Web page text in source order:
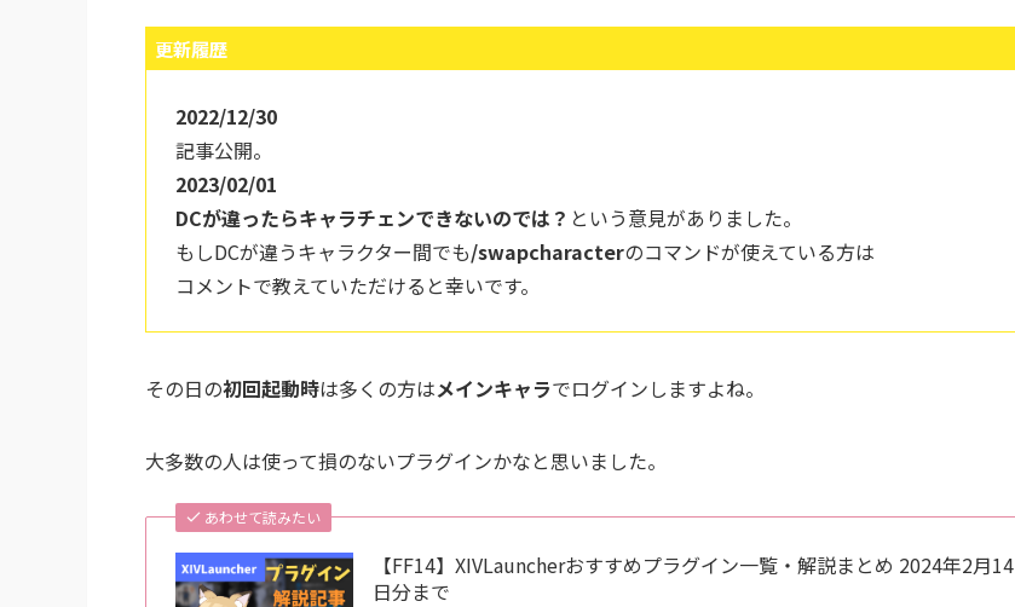
更新履歴
2022/12/30
記事公開。
2023/02/01
DCが違ったらキャラチェンできないのでは？ という意見がありました。
もしDCが違うキャラクター間でも/swapcharacterのコマンドが使えている方は
コメントで教えていただけると幸いです。
その日の初回起動時は多くの方はメインキャラでログインしますよね。
大多数の人は使って損のないプラグインかなと思いました。
あわせて読みたい
【FF14】XIVLauncherおすすめプラグイン一覧・解説まとめ 2024年2月14
日分まで